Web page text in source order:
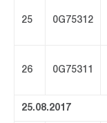
25 0G75312
26 0G75311
25.08.2017